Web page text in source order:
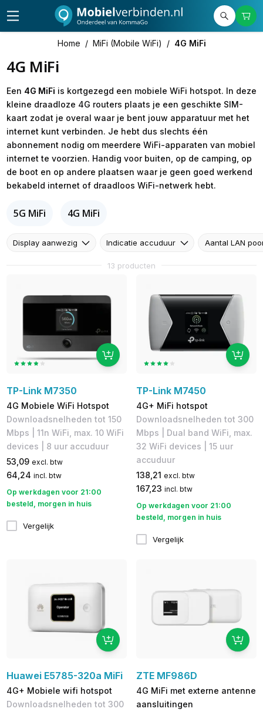
Home / MiFi (Mobile WiFi) / 4G MiFi
4G MiFi
Een 4G MiFi is kortgezegd een mobiele WiFi hotspot. In deze
kleine draadloze 4G routers plaats je een geschikte SIM-
kaart zodat je overal waar je bent jouw apparatuur met het
internet kunt verbinden. Je hebt dus slechts één
abonnement nodig om meerdere WiFi-apparaten van mobiel
internet te voorzien. Handig voor buiten, op de camping, op
de boot en op andere plaatsen waar je geen goed werkend
bekabeld internet of draadloos WiFi-netwerk hebt.
5G MiFi 4G MiFi
Display aanwezig Indicatie accuduur Aantal LAN
13 producten
TP-Link M7350
4G Mobiele WiFi Hotspot
Downloadsnelheden tot 150
Mbps | 11n WiFi, max. 10 WiFi
devices | 8 uur accuduur
53,09 excl. btw
64,24 incl. btw
Op werkdagen voor 21:00
besteld, morgen in huis
Vergelijk
TP-Link M7450
4G+ MiFi hotspot
Downloadsnelheden tot 300
Mbps | Dual band WiFi, max.
32 WiFi devices | 15 uur
accuduur
138,21 excl. btw
167,23 incl. btw
Op werkdagen voor 21:00
besteld, morgen in huis
Vergelijk
Huawei E5785-320a MiFi
4G+ Mobiele wifi hotspot
Downloadsnelheden tot 300
ZTE MF986D
4G MiFi met externe antenne
aansluitingen